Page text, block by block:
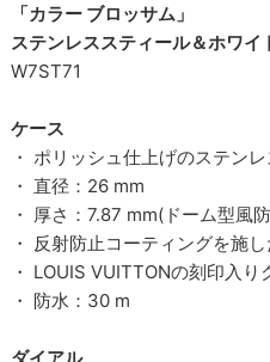
「カラー ブロッサム」
ステンレススティール＆ホワイ
W7ST71
ケース
・ ポリッシュ仕上げのステン
・ 直径：26 mm
・ 厚さ：7.87 mm(ドーム型風
・ 反射防止コーティングを施
・ LOUIS VUITTONの刻印入
・ 防水：30 m